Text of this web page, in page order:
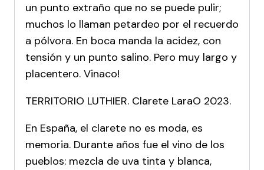
un punto extraño que no se puede pulir;
muchos lo llaman petardeo por el recuerdo
a pólvora. En boca manda la acidez, con
tensión y un punto salino. Pero muy largo y
placentero. Vinaco!
TERRITORIO LUTHIER. Clarete LaraO 2023.
En España, el clarete no es moda, es
memoria. Durante años fue el vino de los
pueblos: mezcla de uva tinta y blanca,